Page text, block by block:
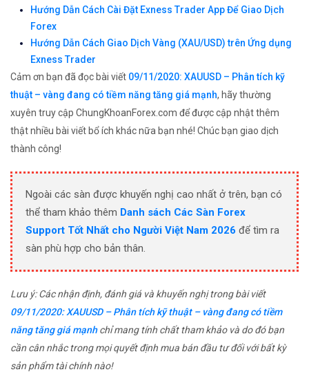
Hướng Dẫn Cách Cài Đặt Exness Trader App Để Giao Dịch
Forex
Hướng Dẫn Cách Giao Dịch Vàng (XAU/USD) trên Ứng dụng
Exness Trader
Cảm ơn bạn đã đọc bài viết 09/11/2020: XAUUSD – Phân tích kỹ
thuật – vàng đang có tiềm năng tăng giá mạnh, hãy thường
xuyên truy cập ChungKhoanForex.com để được cập nhật thêm
thật nhiều bài viết bổ ích khác nữa bạn nhé! Chúc bạn giao dịch
thành công!
Ngoài các sàn được khuyến nghị cao nhất ở trên, bạn có
thể tham khảo thêm Danh sách Các Sàn Forex
Support Tốt Nhất cho Người Việt Nam 2026 để tìm ra
sàn phù hợp cho bản thân.
Lưu ý: Các nhận định, đánh giá và khuyến nghị trong bài viết
09/11/2020: XAUUSD – Phân tích kỹ thuật – vàng đang có tiềm
năng tăng giá mạnhchỉ mang tính chất tham khảo và do đó bạn
cần cân nhắc trong mọi quyết định mua bán đầu tư đối với bất kỳ
sản phẩm tài chính nào!